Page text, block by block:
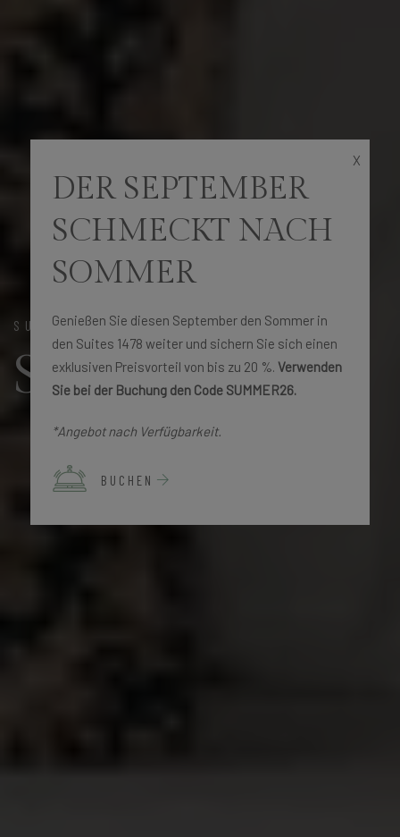
SUITES 1478
Suites
X
DER SEPTEMBER
SCHMECKT NACH
SOMMER
Genießen Sie diesen September den Sommer in
den Suites 1478 weiter und sichern Sie sich einen
exklusiven Preisvorteil von bis zu 20 %. Verwenden
Sie bei der Buchung den Code SUMMER26.
*Angebot nach Verfügbarkeit.
BUCHEN